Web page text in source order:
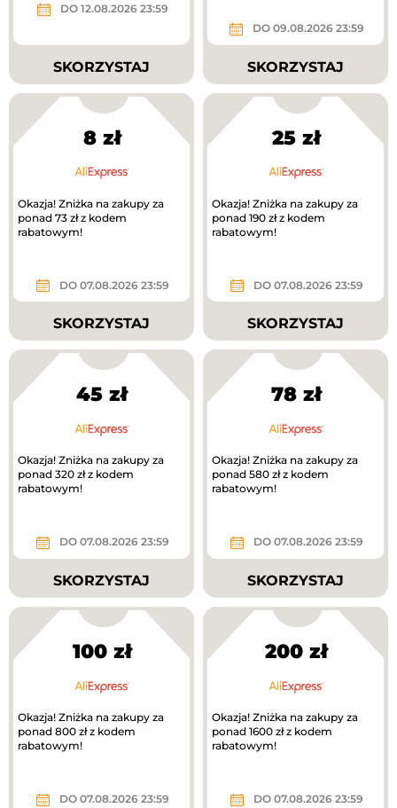
DO 12.08.2026 23:59
SKORZYSTAJ
DO 09.08.2026 23:59
SKORZYSTAJ
8 zł
Okazja! Zniżka na zakupy za
ponad 73 zł z kodem
rabatowym!
DO 07.08.2026 23:59
SKORZYSTAJ
25 zł
Okazja! Zniżka na zakupy za
ponad 190 zł z kodem
rabatowym!
DO 07.08.2026 23:59
SKORZYSTAJ
45 zł
Okazja! Zniżka na zakupy za
ponad 320 zł z kodem
rabatowym!
DO 07.08.2026 23:59
SKORZYSTAJ
78 zł
Okazja! Zniżka na zakupy za
ponad 580 zł z kodem
rabatowym!
DO 07.08.2026 23:59
SKORZYSTAJ
100 zł
Okazja! Zniżka na zakupy za
ponad 800 zł z kodem
rabatowym!
DO 07.08.2026 23:59
200 zł
Okazja! Zniżka na zakupy za
ponad 1600 zł z kodem
rabatowym!
DO 07.08.2026 23:59